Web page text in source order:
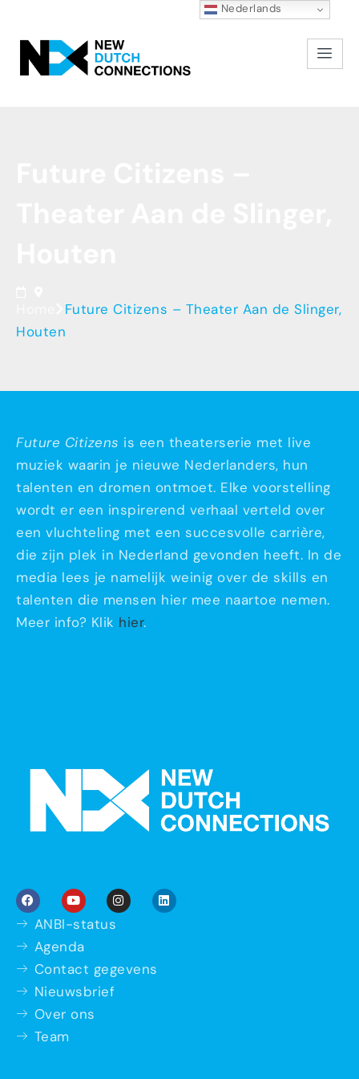
Future Citizens – Theater Aan de Slinger,
Houten
Future Citizens is een theaterserie met live
muziek waarin je nieuwe Nederlanders, hun
talenten en dromen ontmoet. Elke voorstelling
wordt er een inspirerend verhaal verteld over
een vluchteling met een succesvolle carrière,
die zijn plek in Nederland gevonden heeft. In de
media lees je namelijk weinig over de skills en
talenten die mensen hier mee naartoe nemen.
Meer info? Klik hier.
ANBI-status
Agenda
Contact gegevens
Nieuwsbrief
Over ons
Team
Nederlands